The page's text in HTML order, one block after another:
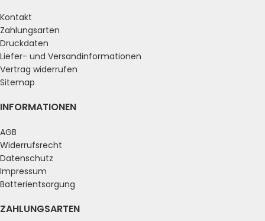
Kontakt
Zahlungsarten
Druckdaten
Liefer- und Versandinformationen
Vertrag widerrufen
Sitemap
INFORMATIONEN
AGB
Widerrufsrecht
Datenschutz
Impressum
Batterientsorgung
ZAHLUNGSARTEN